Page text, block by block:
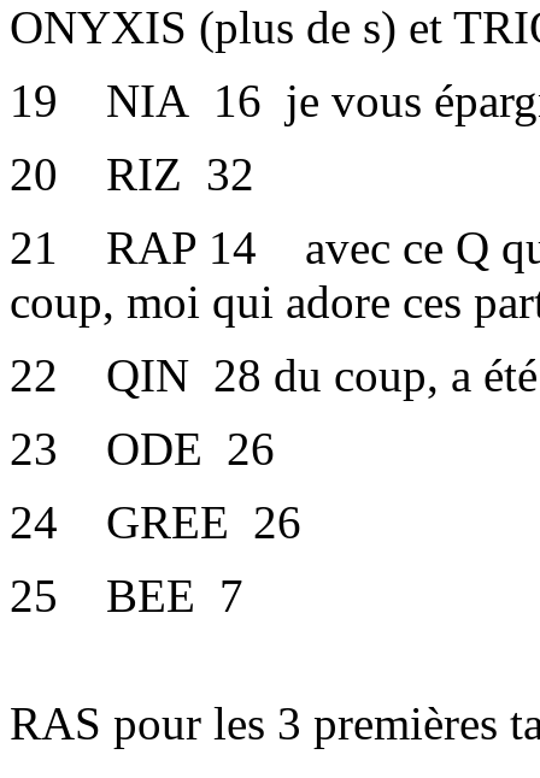
ONYXIS (plus de s) et
19 NIA 16 je vous
20 RIZ 32
21 RAP 14 avec ce Q
coup, moi qui adore ces
22 QIN 28 du coup, a été
23 ODE 26
24 GREE 26
25 BEE 7
RAS pour les 3 premières